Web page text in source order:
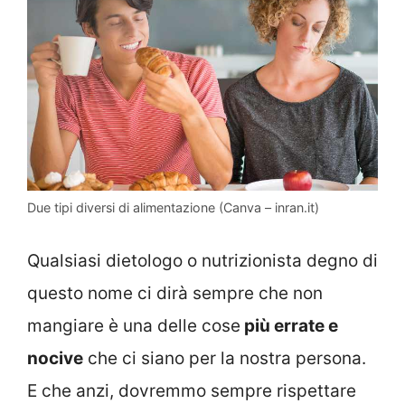
Due tipi diversi di alimentazione (Canva – inran.it)
Qualsiasi dietologo o nutrizionista degno di
questo nome ci dirà sempre che non
mangiare è una delle cose più errate e
nocive che ci siano per la nostra persona.
E che anzi, dovremmo sempre rispettare